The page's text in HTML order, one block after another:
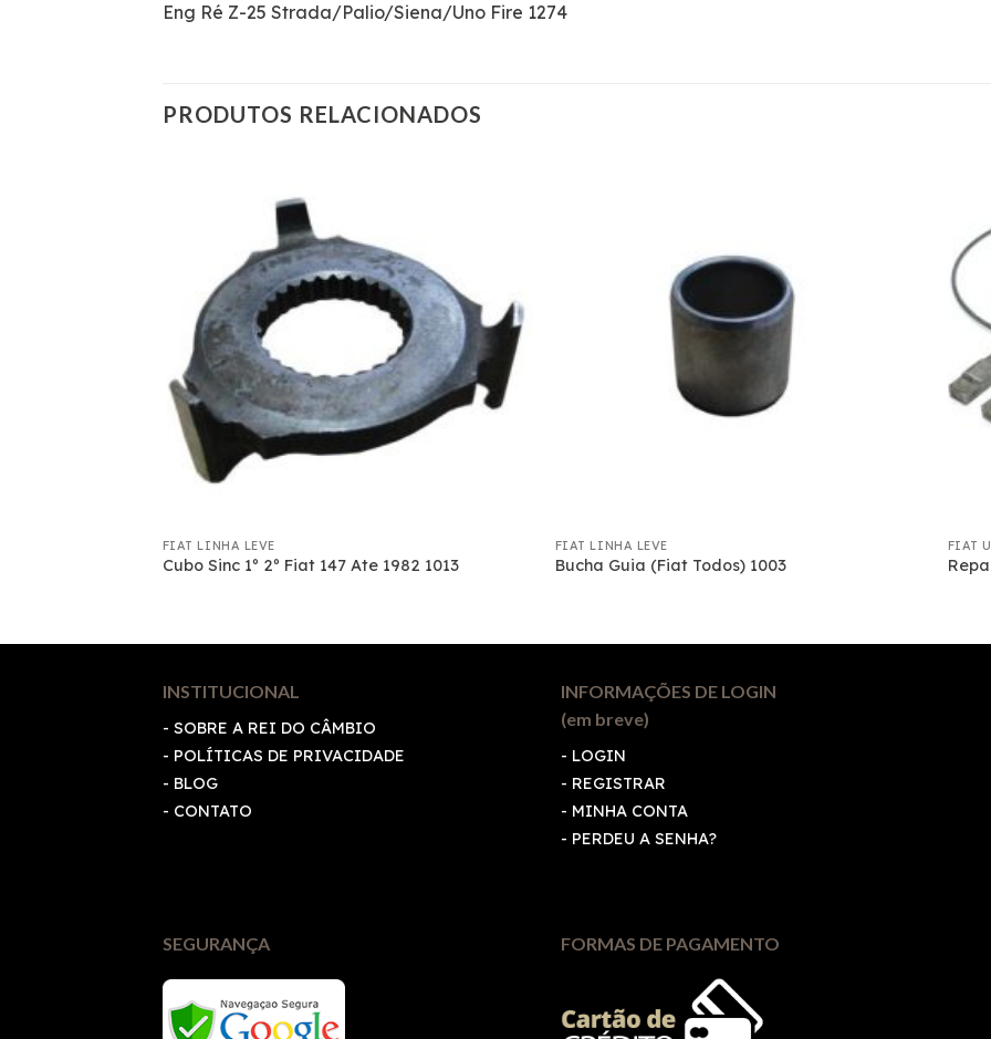
Eng Ré Z-25 Strada/Palio/Siena/Uno Fire 1274
PRODUTOS RELACIONADOS
FIAT LINHA LEVE
Cubo Sinc 1º 2º Fiat 147 Ate 1982 1013
FIAT LINHA LEVE
Bucha Guia (Fiat Todos) 1003
FIAT
INSTITUCIONAL
- SOBRE A REI DO CÂMBIO
- POLÍTICAS DE PRIVACIDADE
- BLOG
- CONTATO
INFORMAÇÕES DE LOGIN
(em breve)
- LOGIN
- REGISTRAR
- MINHA CONTA
- PERDEU A SENHA?
SEGURANÇA FORMAS DE PAGAMENTO